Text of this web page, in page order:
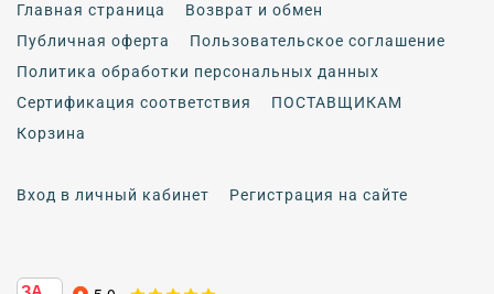
Главная страница
Возврат и обмен
Публичная оферта
Пользовательское соглашение
Политика обработки персональных данных
Сертификация соответствия
ПОСТАВЩИКАМ
Корзина
Вход в личный кабинет Регистрация на сайте